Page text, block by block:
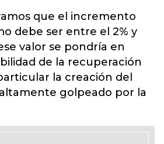
que el incremento
debe ser entre el 2% y
valor se pondría en
de la recuperación
la creación del
golpeado por la